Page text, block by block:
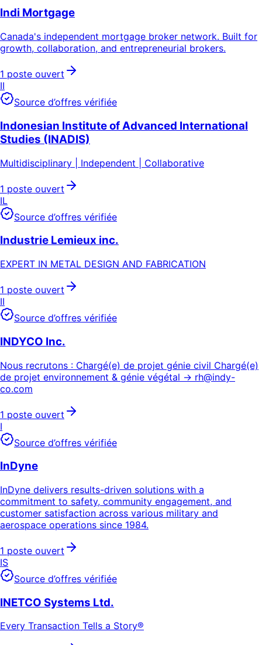
Indi Mortgage
Canada's independent mortgage broker network. Built for
growth, collaboration, and entrepreneurial brokers.
1 poste ouvert
II
Source d’offres vérifiée
Indonesian Institute of Advanced International
Studies (INADIS)
Multidisciplinary | Independent | Collaborative
1 poste ouvert
IL
Source d’offres vérifiée
Industrie Lemieux inc.
EXPERT IN METAL DESIGN AND FABRICATION
1 poste ouvert
II
Source d’offres vérifiée
INDYCO Inc.
Nous recrutons : Chargé(e) de projet génie civil Chargé(e)
de projet environnement & génie végétal → rh@indy-
co.com
1 poste ouvert
I
Source d’offres vérifiée
InDyne
InDyne delivers results-driven solutions with a
commitment to safety, community engagement, and
customer satisfaction across various military and
aerospace operations since 1984.
1 poste ouvert
IS
Source d’offres vérifiée
INETCO Systems Ltd.
Every Transaction Tells a Story®